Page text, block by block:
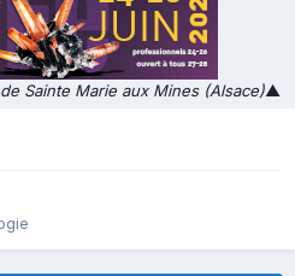
Sainte Marie aux Mines (Alsace)▲